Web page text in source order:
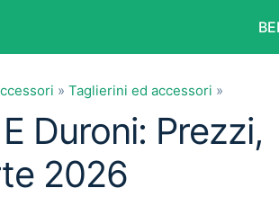
» Taglierini ed accessori »
Duroni: Prezzi,
2026